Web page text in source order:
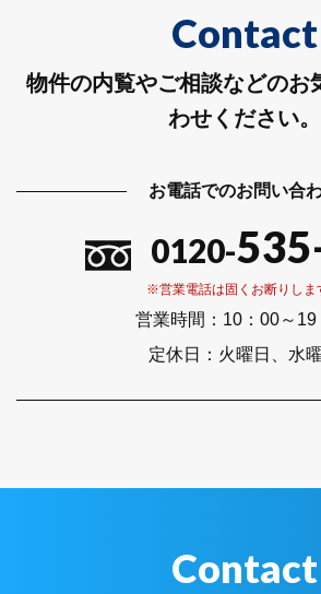
Contact
物件の内覧やご相談などのお
わせください。
お電話でのお問い合
0120-
※営業電話は固くお断りしま
営業時間： 10：00～19
定休日： 火曜日、水
Contact